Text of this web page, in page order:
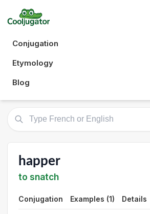
Conjugation
Etymology
Blog
happer
to snatch
Conjugation Examples (1) Details